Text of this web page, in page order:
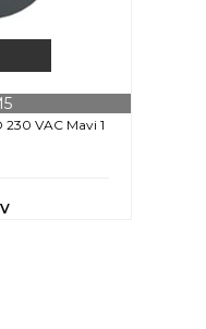
230 VAC Mavi 1